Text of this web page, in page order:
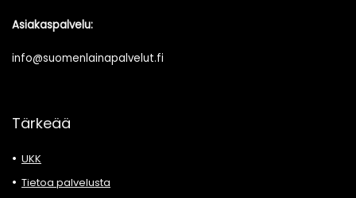
Asiakaspalvelu:
info@suomenlainapalvelut.fi
Tärkeää
UKK
Tietoa palvelusta